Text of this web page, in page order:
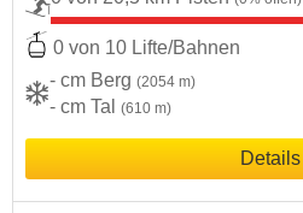
0 von 10 Lifte/Bahnen
- cm Berg (2054 m)
- cm Tal (610 m)
Details